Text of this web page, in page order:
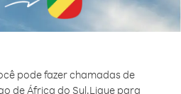
pode fazer chamadas de
de África do Sul.Ligue para